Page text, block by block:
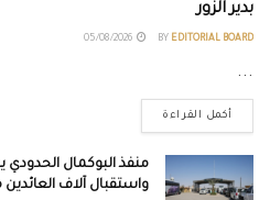
بدير الزور
BY EDITORIAL BOARD
...
أكمل القراءة
منفذ البوكمال
واستقبال آلاف العائدين